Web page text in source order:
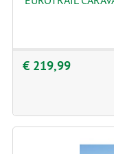
€ 219,99